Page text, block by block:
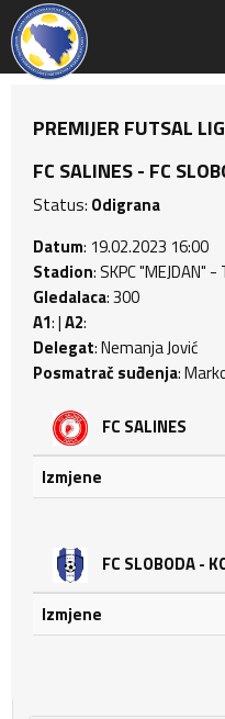
PREMIJER FUTSAL
FC SALINES - FC
Status: Odigrana
Datum: 19.02.2023 16:00
Stadion: SKPC "MEJDAN"
Gledalaca: 300
A1: |A2:
Delegat: Nemanja Jović
Posmatrač suđenja:
FC SALINES
Izmjene
FC SLOBODA -
Izmjene